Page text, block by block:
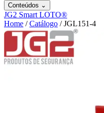
Conteúdos ⌄
JG2 Smart LOTO®
Home / Catálogo /JGL151-4